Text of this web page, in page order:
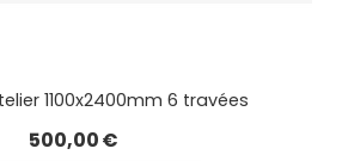
1100x2400mm 6 travées
500,00€